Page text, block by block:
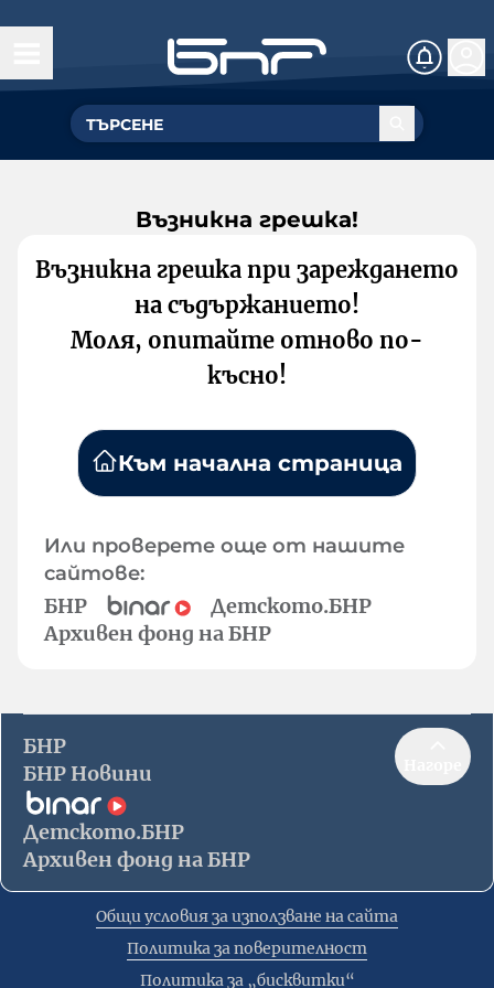
Възникна грешка!
Възникна грешка при зареждането
на съдържанието!
Моля, опитайте отново по-
късно!
Към начална страница
Или проверете още от нашите
сайтове:
БНР
Детското.БНР
Архивен фонд на БНР
БНР
БНР Новини
Детското.БНР
Архивен фонд на БНР
Общи условия за използване на сайта
Политика за поверителност
Политика за „бисквитки“